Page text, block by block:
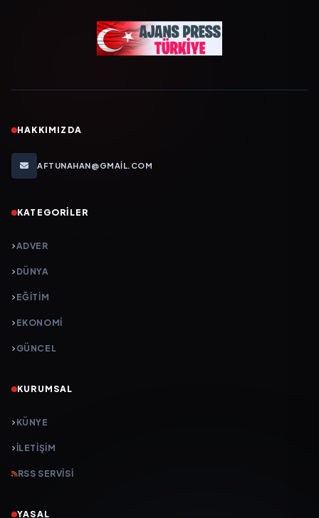
HAKKIMIZDA
AFTUNAHAN@GMAIL.COM
KATEGORILER
ADVER
DÜNYA
EĞİTİM
EKONOMİ
GÜNCEL
KURUMSAL
KÜNYE
İLETIŞIM
RSS SERVISI
YASAL